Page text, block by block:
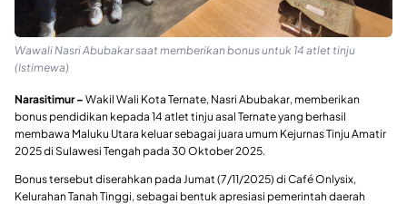
Wawali Nasri Abubakar saat memberikan bonus untuk 14 atlet tinju
(Istimewa)
Narasitimur – Wakil Wali Kota Ternate, Nasri Abubakar, memberikan
bonus pendidikan kepada 14 atlet tinju asal Ternate yang berhasil
membawa Maluku Utara keluar sebagai juara umum Kejurnas Tinju Amatir
2025di Sulawesi Tengah pada 30 Oktober 2025.
Bonus tersebut diserahkan pada Jumat (7/11/2025) di Café Onlysix,
Kelurahan Tanah Tinggi, sebagai bentuk apresiasi pemerintah daerah